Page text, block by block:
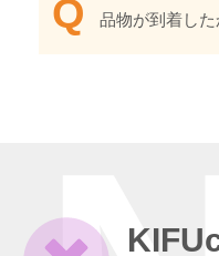
品物が到着し